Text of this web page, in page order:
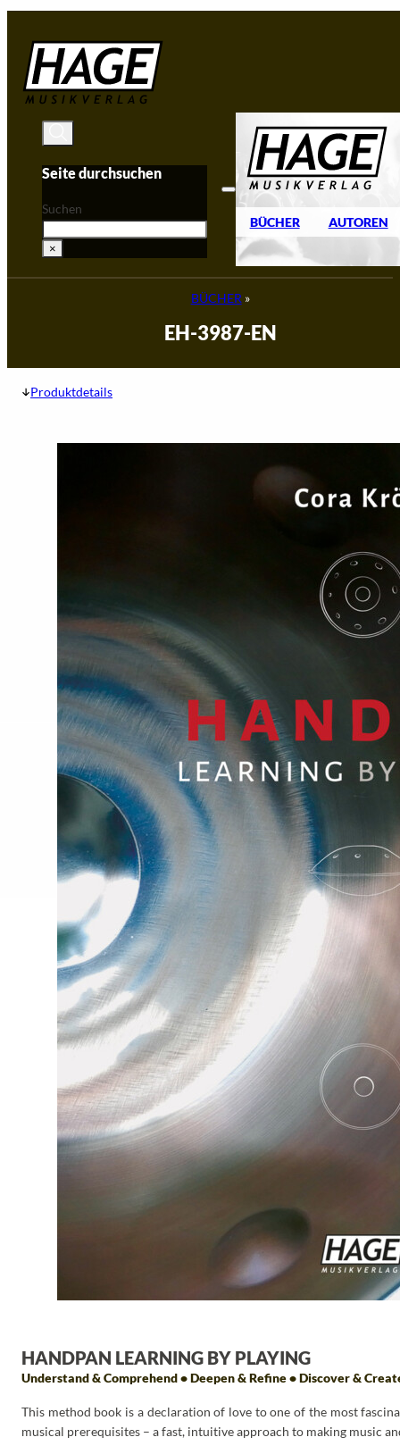
Seite durchsuchen
Suchen
×
BÜCHER AUTOREN
BÜCHER »
EH-3987-EN
Produktdetails
HANDPAN LEARNING BY PLAYING
Understand & Comprehend • Deepen & Refine • Discover &
This method book is a declaration of love to one of the most
musical prerequisites – a fast, intuitive approach to making music